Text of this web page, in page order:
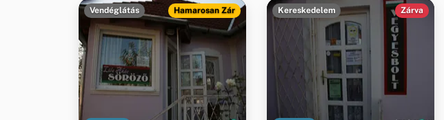
Vendéglátás Hamarosan Zár Kereskedelem Zárva